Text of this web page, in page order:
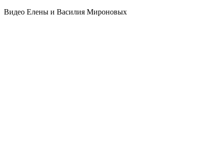
Видео Елены и Василия Мироновых